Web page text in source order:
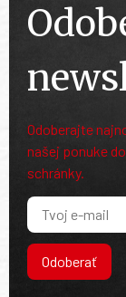
Odoberajte
našej ponuke
schránky.
Odoberať